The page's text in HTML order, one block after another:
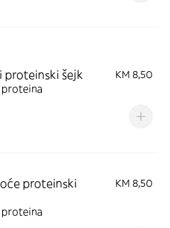
proteinski šejk
KM 8,50
proteina
proteinski
KM 8,50
proteina